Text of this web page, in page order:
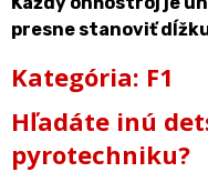
presne stanoviť
Kategória: F1
Hľadáte inú
pyrotechniku?